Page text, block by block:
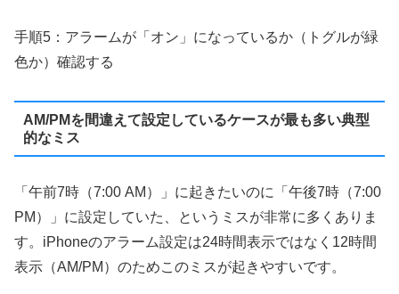
手順5：アラームが「オン」になっているか（トグルが緑
色か）確認する
AM/PMを間違えて設定しているケースが最も多い典型
的なミス
「午前7時（7:00 AM）」に起きたいのに「午後7時（7:00
PM）」に設定していた、というミスが非常に多くありま
す。iPhoneのアラーム設定は24時間表示ではなく12時間
表示（AM/PM）のためこのミスが起きやすいです。